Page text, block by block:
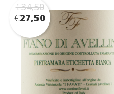
€34,50
€27,50